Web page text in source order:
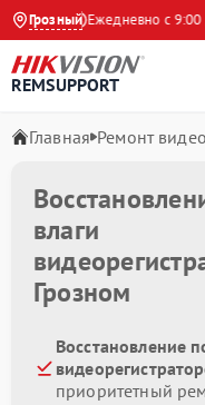
Грозный
Яндекс Ежедневно с 9:00
REMSUPPORT
Главная Ремонт
влаги
Грозном
Восстановление
приоритетный